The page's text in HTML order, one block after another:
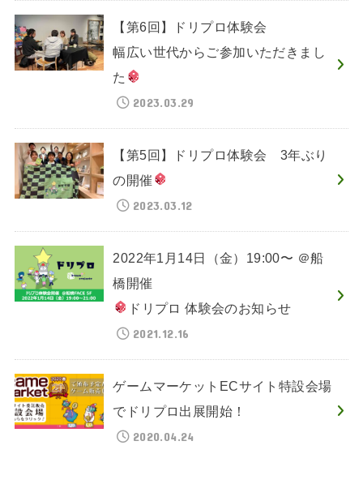
【第6回】ドリプロ体験会
幅広い世代からご参加いただきまし
た
2023.03.29
【第5回】ドリプロ体験会 3年ぶり
の開催
2023.03.12
2022年1月14日（金）19:00〜 ＠船
橋開催
ドリプロ 体験会のお知らせ
2021.12.16
ゲームマーケットECサイト特設会場
でドリプロ出展開始！
2020.04.24